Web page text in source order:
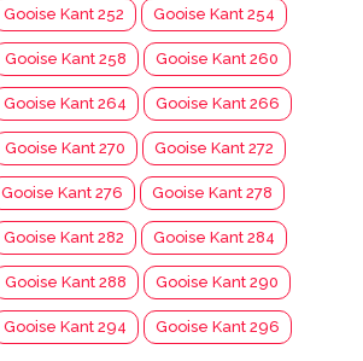
Gooise Kant 252 Gooise Kant 254
Gooise Kant 258 Gooise Kant 260
Gooise Kant 264 Gooise Kant 266
Gooise Kant 270 Gooise Kant 272
Gooise Kant 276 Gooise Kant 278
Gooise Kant 282 Gooise Kant 284
Gooise Kant 288 Gooise Kant 290
Gooise Kant 294 Gooise Kant 296